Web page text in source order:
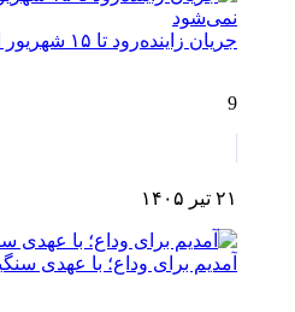
جریان زاینده‌رود تا ۱۵ شهریور ادامه دارد؛ آب بسته نمی‌شود
9
۲۱ تیر ۱۴۰۵
آمدیم برای وداع؛ با عهدی